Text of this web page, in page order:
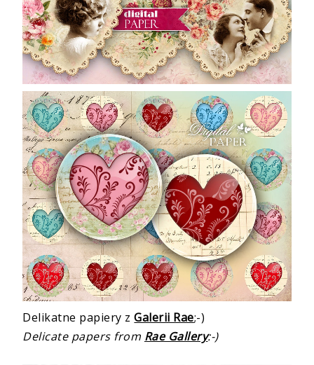
Delikatne papiery zGalerii Rae;-)
Delicate papers from Rae Gallery:-)